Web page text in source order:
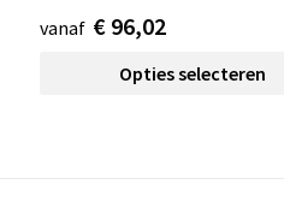
vanaf € 96,02
Opties selecteren